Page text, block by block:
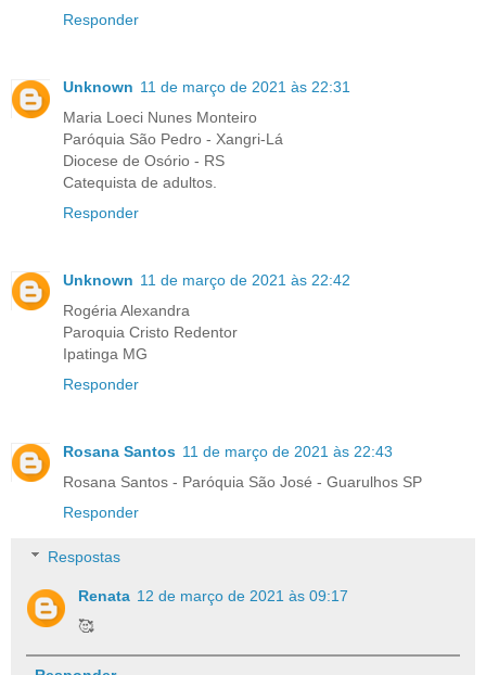
Responder
Unknown 11 de março de 2021 às 22:31
Maria Loeci Nunes Monteiro
Paróquia São Pedro - Xangri-Lá
Diocese de Osório - RS
Catequista de adultos.
Responder
Unknown 11 de março de 2021 às 22:42
Rogéria Alexandra
Paroquia Cristo Redentor
Ipatinga MG
Responder
Rosana Santos 11 de março de 2021 às 22:43
Rosana Santos - Paróquia São José - Guarulhos SP
Responder
Respostas
Renata 12 de março de 2021 às 09:17
🥰